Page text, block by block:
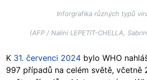
Inforgrafika různých typů
(AFP / Nalini LEPETIT-CHELLA,
K 31. červenci 2024 bylo WHO
997 případů na celém světě, včetně